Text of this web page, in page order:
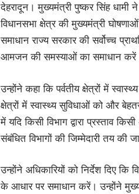
देहरादून। मुख्यमंत्री पुष्कर सिंह धामी
विधानसभा क्षेत्र की मुख्यमंत्री
समाधान राज्य सरकार की सर्वोच्च
आमजन की समस्याओं का समाधान
उन्होंने कहा कि पर्वतीय क्षेत्रों में
क्षेत्रों में स्वास्थ्य सुविधाओं को और
में यदि किसी विभाग द्वारा प्रस्ताव
संबंधित विभागों की जिम्मेदारी तय की
उन्होंने अधिकारियों को निर्देश दिए
के आधार पर समाधान करें। उन्होंने